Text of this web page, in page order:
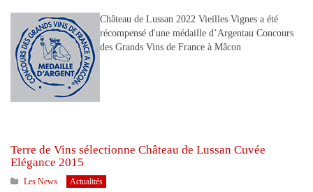
Château de Lussan 2022 Vieilles Vignes a été
récompensé d'une médaille d’Argentau Concours
des Grands Vins de France à Mâcon
Terre de Vins sélectionne Château de Lussan Cuvée
Elégance 2015
Les News Actualités